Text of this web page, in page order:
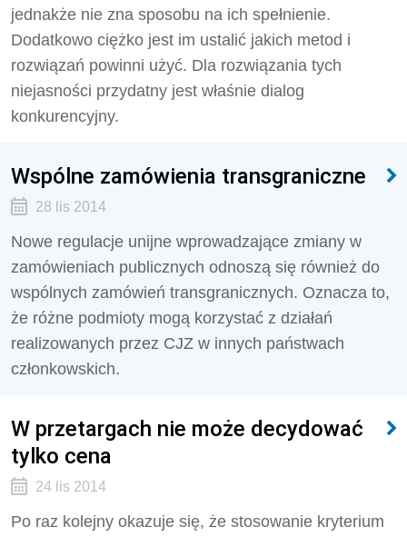
jednakże nie zna sposobu na ich spełnienie.
Dodatkowo ciężko jest im ustalić jakich metod i
rozwiązań powinni użyć. Dla rozwiązania tych
niejasności przydatny jest właśnie dialog
konkurencyjny.
Wspólne zamówienia transgraniczne
28 lis 2014
Nowe regulacje unijne wprowadzające zmiany w
zamówieniach publicznych odnoszą się również do
wspólnych zamówień transgranicznych. Oznacza to,
że różne podmioty mogą korzystać z działań
realizowanych przez CJZ w innych państwach
członkowskich.
W przetargach nie może decydować
tylko cena
24 lis 2014
Po raz kolejny okazuje się, że stosowanie kryterium